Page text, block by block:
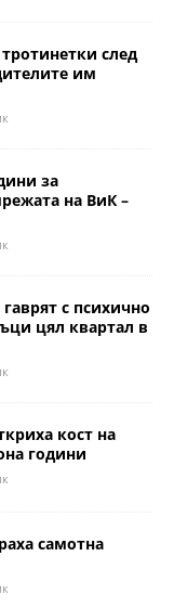
след
им
за
на ВиК –
с психично
цял квартал в
кост на
години
самотна